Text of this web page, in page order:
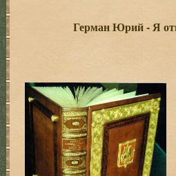
Герман Юрий - Я